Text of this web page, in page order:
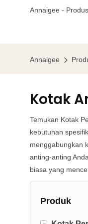
Annaigee -
Annaigee
Kotak
Temukan Kotak
kebutuhan
menggabungkan
anting-anting
biasa yang
Produk